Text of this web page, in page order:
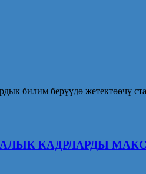
берүүдө жетектөөчү
КАДРЛАРДЫ